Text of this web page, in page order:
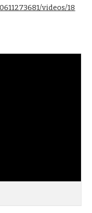
videos/18